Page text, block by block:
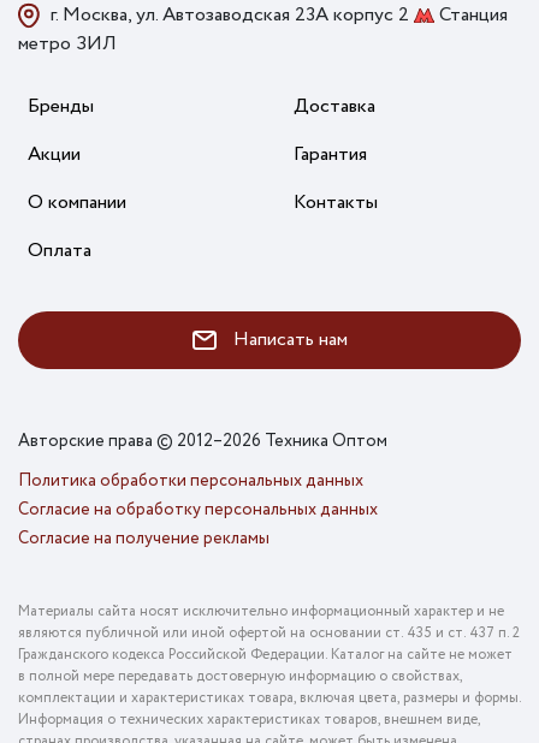
г. Москва, ул. Автозаводская 23А корпус 2
Станция
метро ЗИЛ
Бренды
Акции
О компании
Оплата
Доставка
Гарантия
Контакты
Написать нам
Авторские права © 2012–2026 Техника Оптом
Политика обработки персональных данных
Согласие на обработку персональных данных
Согласие на получение рекламы
Материалы сайта носят исключительно информационный характер и не
являются публичной или иной офертой на основании ст. 435 и ст. 437 п. 2
Гражданского кодекса Российской Федерации. Каталог на сайте не может
в полной мере передавать достоверную информацию о свойствах,
комплектации и характеристиках товара, включая цвета, размеры и формы.
Информация о технических характеристиках товаров, внешнем виде,